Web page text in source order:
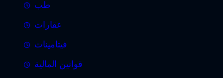
طب
عقارات
فيتامينات
قوانين المالية